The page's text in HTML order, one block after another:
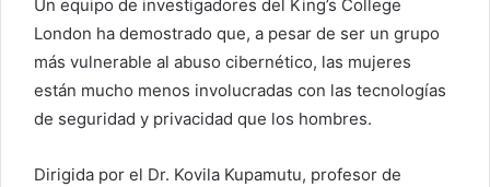
u
n
c
o
r
Un equipo de investigadores del King’s College
London ha demostrado que, a pesar de ser un grupo
más vulnerable al abuso cibernético, las mujeres
están mucho menos involucradas con las tecnologías
de seguridad y privacidad que los hombres.
Dirigida por el Dr. Kovila Kupamutu, profesor de